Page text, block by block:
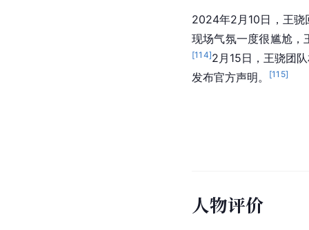
2024年2月10日，王骁
现场气氛一度很尴尬，
[114]2月15日，王骁团
发布官方声明。
[115]
人物评价